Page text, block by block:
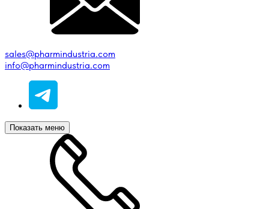
sales@pharmindustria.com
info@pharmindustria.com
Показать меню